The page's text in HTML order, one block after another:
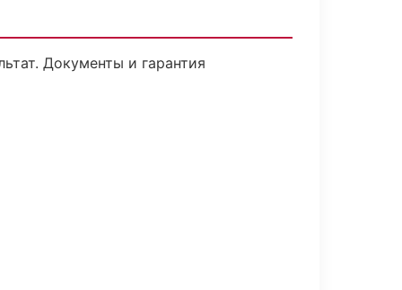
Документы и гарантия